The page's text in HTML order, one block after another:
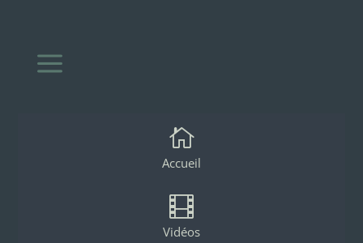
a

Accueil

Vidéos